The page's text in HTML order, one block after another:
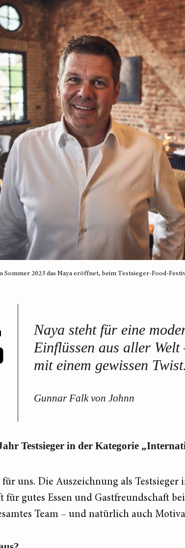
Sommer 2023 das Naya eröffnet, beim Testsieger-Food-
Naya steht für eine
Einflüssen aus aller
mit einem gewissen Twist.
Gunnar Falk von Johnn
Testsieger in der Kategorie
uns. Die Auszeichnung als
für gutes Essen und Gastfreundschaft
Team – und natürlich auch